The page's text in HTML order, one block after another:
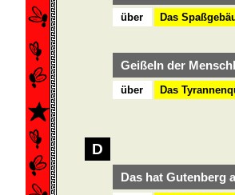
über Das
Geißeln der
über Das
D
Das hat Gutenberg